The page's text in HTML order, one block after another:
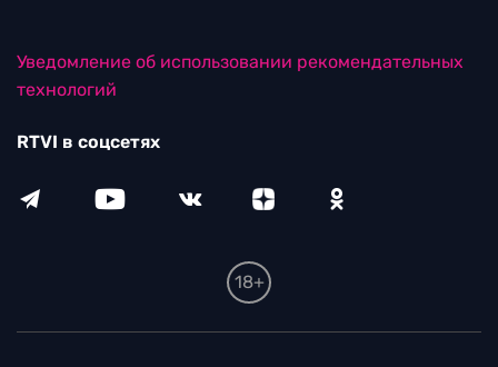
Уведомление об использовании рекомендательных
технологий
RTVI в соцсетях
18+